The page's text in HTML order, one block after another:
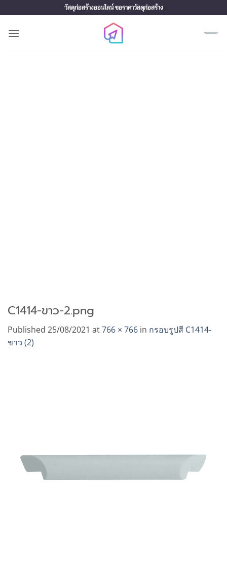
to
content
วัสดุก่อสร้างออนไลน์ ขอราคาวัสดุก่อสร้าง
C1414-ขาว-2.png
Published 25/08/2021 at766 × 766 in กรอบรูปสี C1414-
ขาว (2)